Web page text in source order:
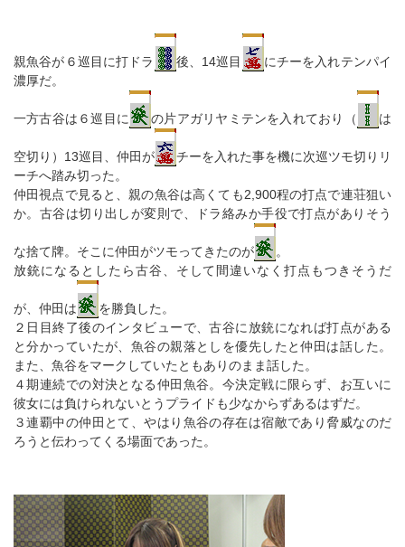
親魚谷が６巡目に打ドラ 後、14巡目
にチーを入れテンパイ
濃厚だ。
一方古谷は６巡目に の片アガリヤミテンを入れており（ は
空切り）13巡目、仲田が
チーを入れた事を機に次巡ツモ切りリ
ーチへ踏み切った。
仲田視点で見ると、親の魚谷は高くても2,900程の打点で連荘狙い
か。古谷は切り出しが変則で、ドラ絡みか手役で打点がありそう
な捨て牌。そこに仲田がツモってきたのが
。
放銃になるとしたら古谷、そして間違いなく打点もつきそうだ
が、仲田は
を勝負した。
２日目終了後のインタビューで、古谷に放銃になれば打点がある
と分かっていたが、魚谷の親落としを優先したと仲田は話した。
また、魚谷をマークしていたともありのまま話した。
４期連続での対決となる仲田魚谷。今決定戦に限らず、お互いに
彼女には負けられないとうプライドも少なからずあるはずだ。
３連覇中の仲田とて、やはり魚谷の存在は宿敵であり脅威なのだ
ろうと伝わってくる場面であった。